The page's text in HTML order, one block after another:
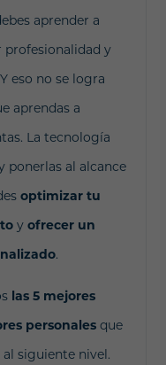
aprender a
y
eso no se logra
aprendas a
La tecnología
ponerlas al alcance
optimizar tu
y ofrecer un
.
las 5 mejores
personalesque
siguiente nivel.